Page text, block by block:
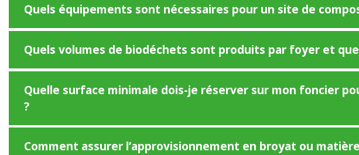
Quels équipements sont nécessaires pour un site de
Quels volumes de biodéchets sont produits par foyer et
Quelle surface minimale dois-je réserver sur mon foncier
?
Comment assurer l’approvisionnement en broyat ou